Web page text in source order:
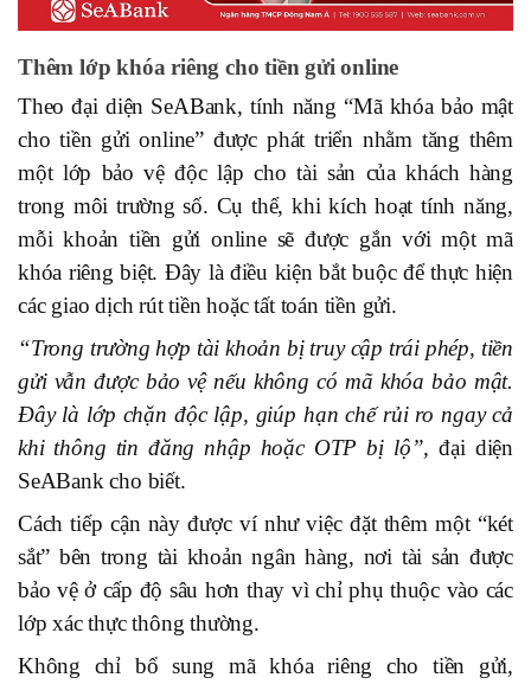
Thêm lớp khóa riêng cho tiền gửi online
Theo đại diện SeABank, tính năng “Mã khóa bảo mật
cho tiền gửi online” được phát triển nhằm tăng thêm
một lớp bảo vệ độc lập cho tài sản của khách hàng
trong môi trường số. Cụ thể, khi kích hoạt tính năng,
mỗi khoản tiền gửi online sẽ được gắn với một mã
khóa riêng biệt. Đây là điều kiện bắt buộc để thực hiện
các giao dịch rút tiền hoặc tất toán tiền gửi.
“Trong trường hợp tài khoản bị truy cập trái phép, tiền
gửi vẫn được bảo vệ nếu không có mã khóa bảo mật.
Đây là lớp chặn độc lập, giúp hạn chế rủi ro ngay cả
khi thông tin đăng nhập hoặc OTP bị lộ”, đại diện
SeABank cho biết.
Cách tiếp cận này được ví như việc đặt thêm một “két
sắt” bên trong tài khoản ngân hàng, nơi tài sản được
bảo vệ ở cấp độ sâu hơn thay vì chỉ phụ thuộc vào các
lớp xác thực thông thường.
Không chỉ bổ sung mã khóa riêng cho tiền gửi,